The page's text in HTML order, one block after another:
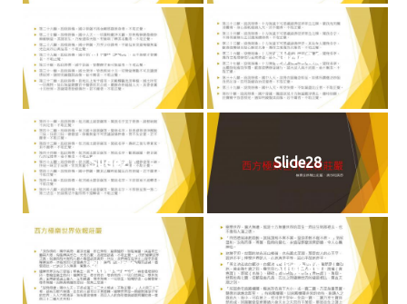
Slide25 Slide26
Slide27 Slide28
Slide29 Slide30